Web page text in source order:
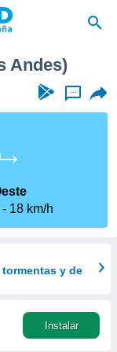
Andes)
...
18 km/h
y de
Instalar